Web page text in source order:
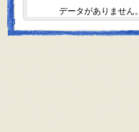
データがありません。